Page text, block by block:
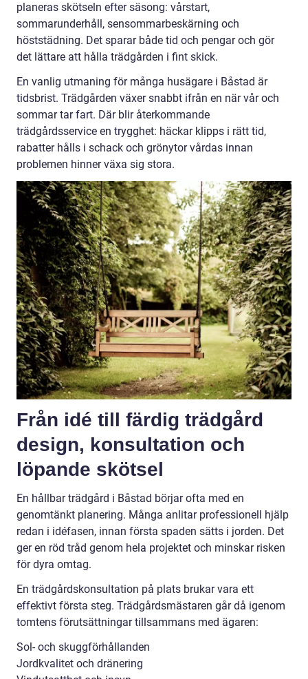
planeras skötseln efter säsong: vårstart,
sommarunderhåll, sensommarbeskärning och
höststädning. Det sparar både tid och pengar och gör
det lättare att hålla trädgården i fint skick.
En vanlig utmaning för många husägare i Båstad är
tidsbrist. Trädgården växer snabbt ifrån en när vår och
sommar tar fart. Där blir återkommande
trädgårdsservice en trygghet: häckar klipps i rätt tid,
rabatter hålls i schack och grönytor vårdas innan
problemen hinner växa sig stora.
Från idé till färdig trädgård
design, konsultation och
löpande skötsel
En hållbar trädgård i Båstad börjar ofta med en
genomtänkt planering. Många anlitar professionell hjälp
redan i idéfasen, innan första spaden sätts i jorden. Det
ger en röd tråd genom hela projektet och minskar risken
för dyra omtag.
En trädgårdskonsultation på plats brukar vara ett
effektivt första steg. Trädgårdsmästaren går då igenom
tomtens förutsättningar tillsammans med ägaren:
Sol- och skuggförhållanden
Jordkvalitet och dränering